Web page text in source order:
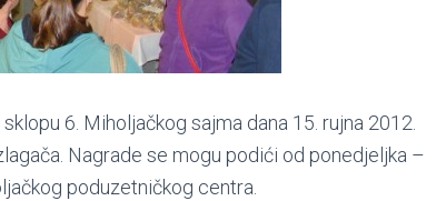
sklopu 6. Miholjačkog sajma dana 15. rujna 2012.
Nagrade se mogu podići od ponedjeljka –
poduzetničkog centra.